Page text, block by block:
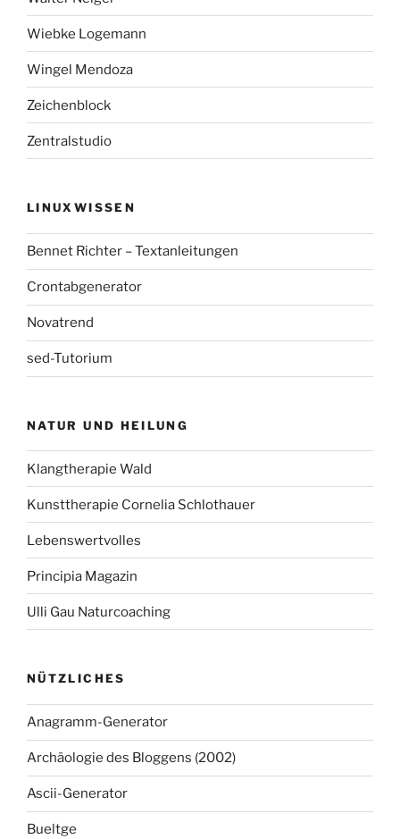
Wiebke Logemann
Wingel Mendoza
Zeichenblock
Zentralstudio
LINUXWISSEN
Bennet Richter – Textanleitungen
Crontabgenerator
Novatrend
sed-Tutorium
NATUR UND HEILUNG
Klangtherapie Wald
Kunsttherapie Cornelia Schlothauer
Lebenswertvolles
Principia Magazin
Ulli Gau Naturcoaching
NÜTZLICHES
Anagramm-Generator
Archäologie des Bloggens (2002)
Ascii-Generator
Bueltge